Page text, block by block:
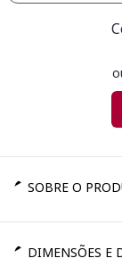
SOBRE O
DIMENSÕES E